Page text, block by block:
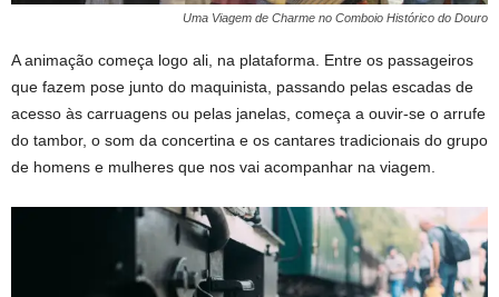
Uma Viagem de Charme no Comboio Histórico do Douro
A animação começa logo ali, na plataforma. Entre os passageiros
que fazem pose junto do maquinista, passando pelas escadas de
acesso às carruagens ou pelas janelas, começa a ouvir-se o arrufe
do tambor, o som da concertina e os cantares tradicionais do grupo
de homens e mulheres que nos vai acompanhar na viagem.